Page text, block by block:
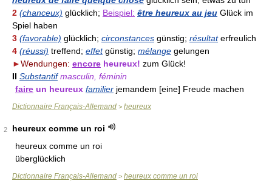
2 (chanceux) glücklich; Beispiel: être heureux au jeu Glück im
Spiel haben
3 (favorable) glücklich; circonstances günstig; résultaterfreulich
4 (réussi) treffend; effetgünstig; mélange gelungen
►Wendungen: encore heureux! zum Glück!
II Substantif masculin, féminin
faire un heureux familier jemandem [eine] Freude machen
Dictionnaire Français-Allemand > heureux
2
heureux comme un roi
heureux comme un roi
überglücklich
Dictionnaire Français-Allemand > heureux comme un roi